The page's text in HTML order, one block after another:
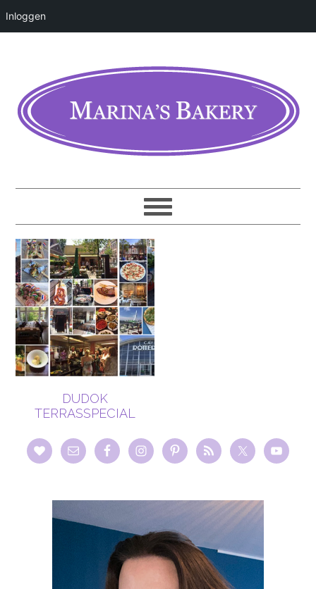
Inloggen
DUDOK
TERRASSPECIAL